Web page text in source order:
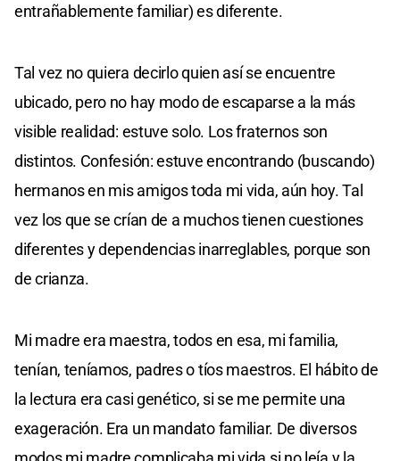
entrañablemente familiar) es diferente.
Tal vez no quiera decirlo quien así se encuentre
ubicado, pero no hay modo de escaparse a la más
visible realidad: estuve solo. Los fraternos son
distintos. Confesión: estuve encontrando (buscando)
hermanos en mis amigos toda mi vida, aún hoy. Tal
vez los que se crían de a muchos tienen cuestiones
diferentes y dependencias inarreglables, porque son
de crianza.
Mi madre era maestra, todos en esa, mi familia,
tenían, teníamos, padres o tíos maestros. El hábito de
la lectura era casi genético, si se me permite una
exageración. Era un mandato familiar. De diversos